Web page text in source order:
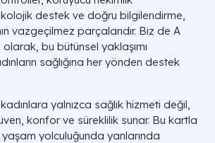
destek ve doğru bilgilendirme,
vazgeçilmez parçalarıdır. Biz de A
olarak, bu bütünsel yaklaşımı
sağlığına her yönden destek
yalnızca sağlık hizmeti değil,
konfor ve süreklilik sunar. Bu kartla
yaşam yolculuğunda yanlarında